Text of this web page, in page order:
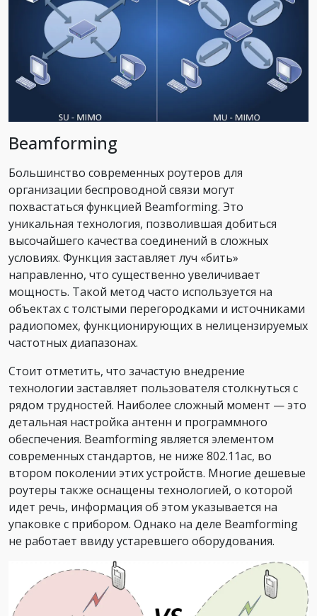
Beamforming
Большинство современных роутеров для
организации беспроводной связи могут
похвастаться функцией Beamforming. Это
уникальная технология, позволившая добиться
высочайшего качества соединений в сложных
условиях. Функция заставляет луч «бить»
направленно, что существенно увеличивает
мощность. Такой метод часто используется на
объектах с толстыми перегородками и источниками
радиопомех, функционирующих в нелицензируемых
частотных диапазонах.
Стоит отметить, что зачастую внедрение
технологии заставляет пользователя столкнуться с
рядом трудностей. Наиболее сложный момент — это
детальная настройка антенн и программного
обеспечения. Beamforming является элементом
современных стандартов, не ниже 802.11ac, во
втором поколении этих устройств. Многие дешевые
роутеры также оснащены технологией, о которой
идет речь, информация об этом указывается на
упаковке с прибором. Однако на деле Beamforming
не работает ввиду устаревшего оборудования.